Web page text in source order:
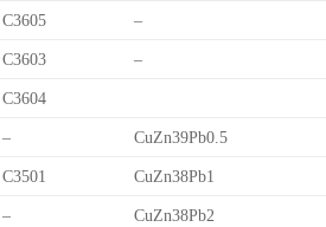
C3605 –
C3603 –
C3604
– CuZn39Pb0.5
C3501 CuZn38Pb1
– CuZn38Pb2